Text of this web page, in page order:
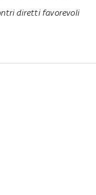
diretti favorevoli